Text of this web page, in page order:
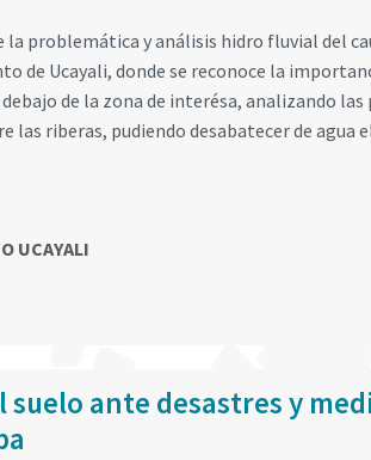
problemática y análisis hidro fluvial del
de Ucayali, donde se reconoce la
de la zona de interésa, analizando las
las riberas, pudiendo desabatecer de agua
UCAYALI
ante desastres y